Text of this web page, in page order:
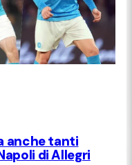
anche tanti
di Allegri